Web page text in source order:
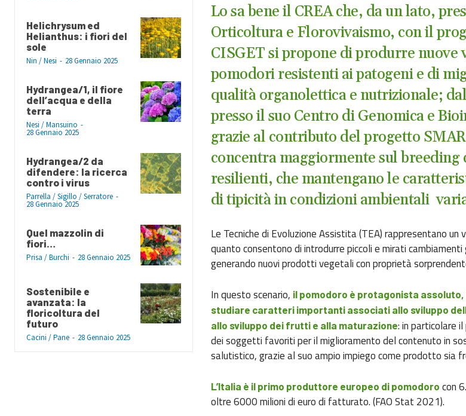
Helichrysum ed
Helianthus: i fiori del
sole
Nin / Nesi - 28 Gennaio 2025
Hydrangea/1, il fiore
dell’acqua e della
terra
Nesi / Mansuino -
28 Gennaio 2025
Hydrangea/2 da
difendere: la ricerca
contro i virus
Parrella / Sigillo / Serratore -
28 Gennaio 2025
Quel mazzolin di
fiori…
Prisa / Burchi - 28 Gennaio 2025
Sostenibile e
avanzata: la
floricoltura del
futuro
Cacini / Pane - 28 Gennaio 2025
Lo sa bene il CREA che, da un lato,
Orticoltura e Florovivaismo, con il
CISGET si propone di produrre nuove
pomodori resistenti ai patogeni e di
qualità organolettica e nutrizionale;
presso il suo Centro di Genomica e
grazie al contributo del progetto
concentra maggiormente sul breeding
resilienti, che mantengano le
di tipicità in condizioni ambientali
Le Tecniche di Evoluzione Assistita (TEA) rappresentano un
quanto consentono di introdurre piccoli e mirati cambiamenti
generando nuovi prodotti vegetali con proprietà
In questo scenario, il pomodoro è protagonista
studiare caratteri importanti associati allo sviluppo
allo sviluppo dei frutti e alla maturazione: in particolare
dei soggetti favoriti per il miglioramento del contenuto in
salutistico, grazie al suo ampio impiego come prodotto sia
L’Italia è il primo produttore europeo di pomodoro con
oltre 6000 milioni di euro di fatturato. (FAO Stat 2021).